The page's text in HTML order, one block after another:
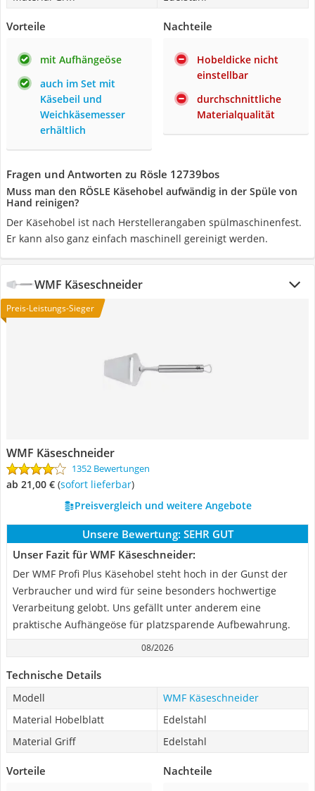
Vorteile
mit Aufhängeöse
auch im Set mit
Käsebeil und
Weichkäsemesser
erhältlich
Nachteile
Hobeldicke nicht
einstellbar
durchschnittliche
Materialqualität
Fragen und Antworten zu Rösle 12739bos
Muss man den RÖSLE Käsehobel aufwändig in der Spüle von
Hand reinigen?
Der Käsehobel ist nach Herstellerangaben spülmaschinenfest.
Er kann also ganz einfach maschinell gereinigt werden.
WMF Käseschneider
Preis-Leistungs-Sieger
WMF Käseschneider
1352 Bewertungen
ab 21,00 € ( Sofort lieferbar)
Preisvergleich und weitere Angebote
Unsere Bewertung: SEHR GUT
Unser Fazit für WMF Käseschneider:
Der WMF Profi Plus Käsehobel steht hoch in der Gunst der
Verbraucher und wird für seine besonders hochwertige
Verarbeitung gelobt. Uns gefällt unter anderem eine
praktische Aufhängeöse für platzsparende Aufbewahrung.
08/2026
Technische Details
Modell
WMF Käseschneider
Material Hobelblatt
Edelstahl
Material Griff
Edelstahl
Vorteile Nachteile